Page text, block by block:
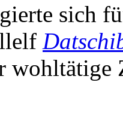
sich
wohltätige